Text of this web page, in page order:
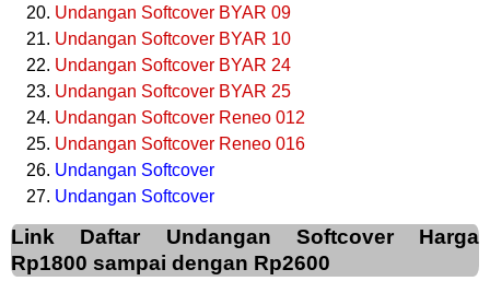
Undangan Softcover BYAR 09
Undangan Softcover BYAR 10
Undangan Softcover BYAR 24
Undangan Softcover BYAR 25
Undangan Softcover Reneo 012
Undangan Softcover Reneo 016
Undangan Softcover
Undangan Softcover
Link Daftar Undangan Softcover Harga
Rp1800 sampai dengan Rp2600